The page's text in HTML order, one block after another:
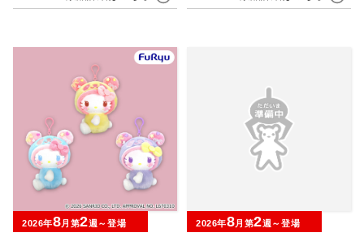
2026年8月第2週～登場 2026年8月第2週～登場